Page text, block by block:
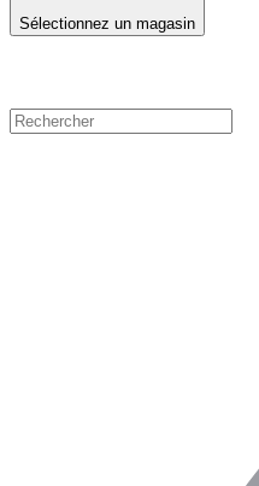
Sélectionnez un magasin